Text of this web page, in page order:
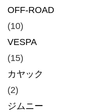
OFF-ROAD
(10)
VESPA
(15)
カヤック
(2)
ジムニー